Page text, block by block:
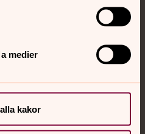
medier
kakor
Prata eller chatta anonymt